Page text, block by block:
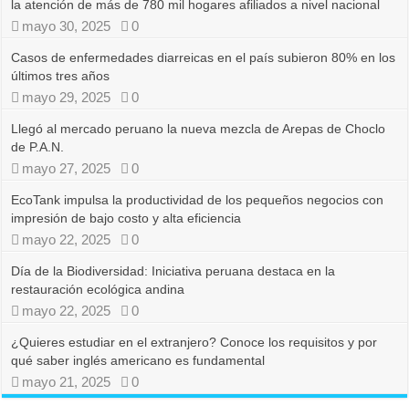
la atención de más de 780 mil hogares afiliados a nivel nacional
mayo 30, 2025 0
Casos de enfermedades diarreicas en el país subieron 80% en los
últimos tres años
mayo 29, 2025 0
Llegó al mercado peruano la nueva mezcla de Arepas de Choclo
de P.A.N.
mayo 27, 2025 0
EcoTank impulsa la productividad de los pequeños negocios con
impresión de bajo costo y alta eficiencia
mayo 22, 2025 0
Día de la Biodiversidad: Iniciativa peruana destaca en la
restauración ecológica andina
mayo 22, 2025 0
¿Quieres estudiar en el extranjero? Conoce los requisitos y por
qué saber inglés americano es fundamental
mayo 21, 2025 0